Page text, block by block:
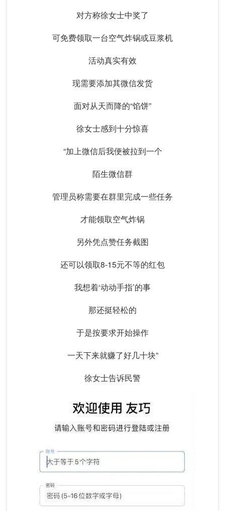
对方称徐女士中奖了
可免费领取一台空气炸锅或豆浆机
活动真实有效
现需要添加其微信发货
面对从天而降的“馅饼”
徐女士感到十分惊喜
“加上微信后我便被拉到一个
陌生微信群
管理员称需要在群里完成一些任务
才能领取空气炸锅
另外凭点赞任务截图
还可以领取8-15元不等的红包
我想着‘动动手指’的事
那还挺轻松的
于是按要求开始操作
一天下来就赚了好几十块”
徐女士告诉民警